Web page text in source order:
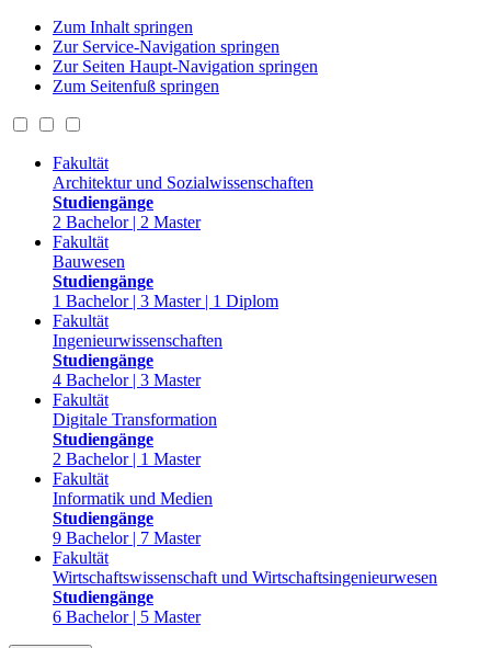
Zum Inhalt springen
Zur Service-Navigation springen
Zur Seiten Haupt-Navigation springen
Zum Seitenfuß springen
Fakultät
Architektur und Sozialwissenschaften
Studiengänge
2 Bachelor | 2 Master
Fakultät
Bauwesen
Studiengänge
1 Bachelor | 3 Master | 1 Diplom
Fakultät
Ingenieurwissenschaften
Studiengänge
4 Bachelor | 3 Master
Fakultät
Digitale Transformation
Studiengänge
2 Bachelor | 1 Master
Fakultät
Informatik und Medien
Studiengänge
9 Bachelor | 7 Master
Fakultät
Wirtschaftswissenschaft und Wirtschaftsingenieurwesen
Studiengänge
6 Bachelor | 5 Master